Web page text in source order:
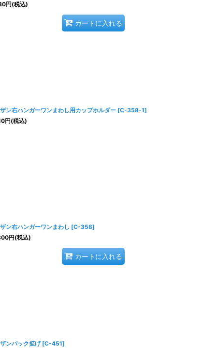
円(税込)
カートに入れる
ン右ハンガーワンまわし用カップホルダー [C-358-1]
円(税込)
ン右ハンガーワンまわし [C-358]
円(税込)
カートに入れる
ンバック拡げ [C-451]